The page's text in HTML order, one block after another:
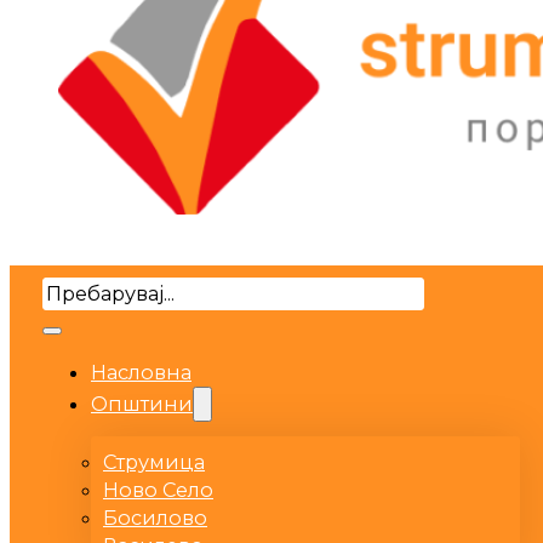
Search
Насловна
Општини
Струмица
Ново Село
Босилово